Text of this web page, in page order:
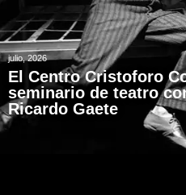
julio, 2026
El Centro Cristoforo
seminario de teatro
Ricardo Gaete